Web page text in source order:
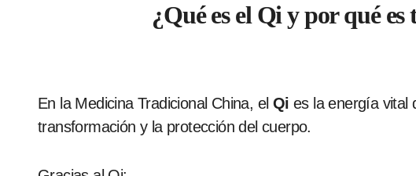
¿Qué es el Qi y por qué
En la Medicina Tradicional China, el Qi es la energía vital
transformación y la protección del cuerpo.